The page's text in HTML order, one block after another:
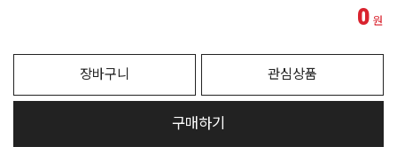
0 원
장바구니 관심상품
구매하기